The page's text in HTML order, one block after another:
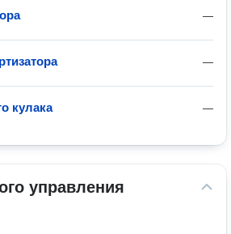
—
—
—
кулака
управления